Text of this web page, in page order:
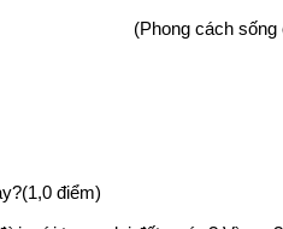
(Phong cách
điểm)